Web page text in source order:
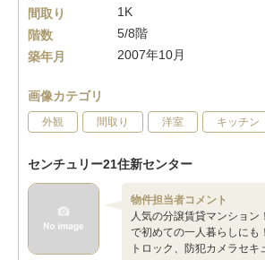
間取り
1K
階数
5/8階
築年月
2007年10月
画像カテゴリ
外観 間取り 洋室 キッチン
センチュリー21住新センター
物件担当者コメント
人気の分譲賃貸マンション
で初めての一人暮らしにも
トロック、防犯カメラセキ